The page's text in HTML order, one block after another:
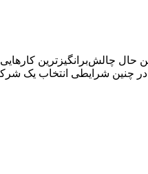
چالش‌برانگیزترین
در چنین شرایطی انتخاب یک